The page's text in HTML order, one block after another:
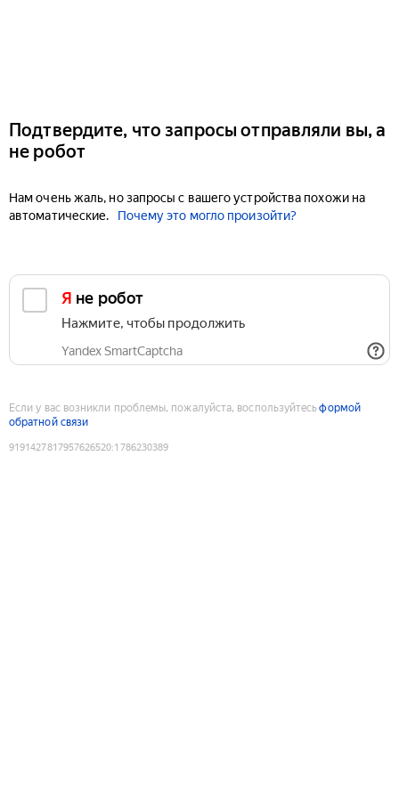
Подтвердите, что запросы отправляли вы, а
не робот
Нам очень жаль, но запросы с вашего устройства похожи на
автоматические.
Почему это могло произойти?
Я не робот
Нажмите, чтобы продолжить
Yandex SmartCaptcha
Если у вас возникли проблемы, пожалуйста, воспользуйтесьформой
обратной связи
9191427817957626520:1786230389